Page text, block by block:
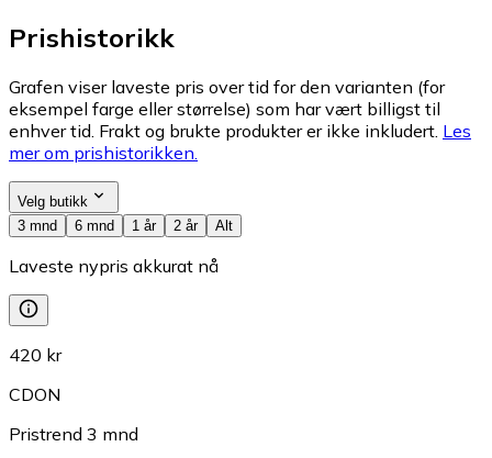
Prishistorikk
Grafen viser laveste pris over tid for den varianten (for
eksempel farge eller størrelse) som har vært billigst til
enhver tid. Frakt og brukte produkter er ikke inkludert. Les
mer om prishistorikken.
Velg butikk
3 mnd
6 mnd 1 år 2 år Alt
Laveste nypris akkurat nå
420 kr
CDON
Pristrend 3 mnd